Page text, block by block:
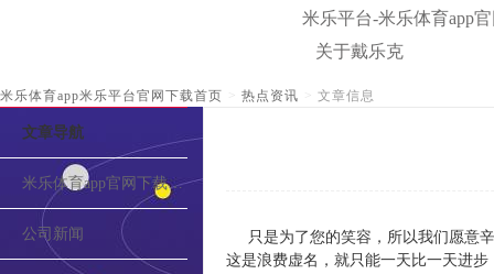
米乐平台-米乐体育app
关于戴乐克
米乐体育app米乐平台官网下载首页 > 热点资讯 > 文章信息
文章导航
米乐体育app官网下载的介绍
公司新闻
只是为了您的笑容，所以我们愿意
这是浪费虚名，就只能一天比一天进